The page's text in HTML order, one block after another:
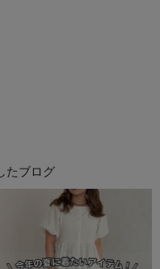
たブログ